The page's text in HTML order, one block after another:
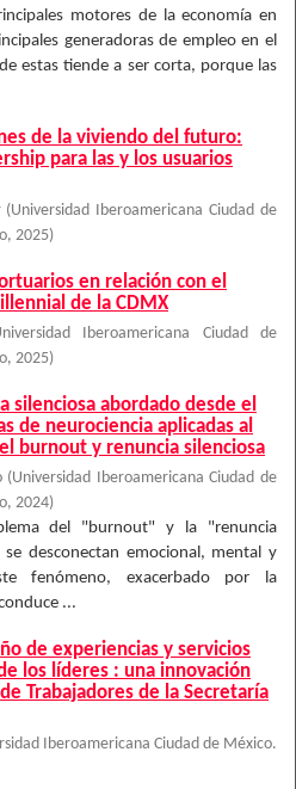
motores de la economía en
generadoras de empleo en el
estas tiende a ser corta, porque las
de la viviendo del futuro:
para las y los usuarios
(Universidad Iberoamericana Ciudad de
, 2025)
en relación con el
de la CDMX
Iberoamericana Ciudad de
, 2025)
silenciosa abordado desde el
de neurociencia aplicadas al
burnout y renuncia silenciosa
(Universidad Iberoamericana Ciudad de
, 2024)
del "burnout" y la "renuncia
desconectan emocional, mental y
fenómeno, exacerbado por la
...
de experiencias y servicios
los líderes : una innovación
Trabajadores de la Secretaría
Iberoamericana Ciudad de México.